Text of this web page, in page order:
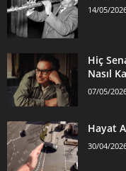
14/05/
Hiç
Nasıl
07/05/
Hayat
30/04/